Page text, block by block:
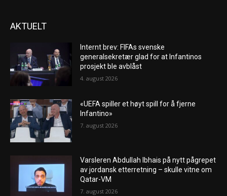
AKTUELT
Internt brev: FIFAs svenske
generalsekretær glad for at Infantinos
prosjekt ble avblåst
4. august 2026
«UEFA spiller et høyt spill for å fjerne
Infantino»
7. august 2026
Varsleren Abdullah Ibhais på nytt pågrepet
av jordansk etterretning – skulle vitne om
Qatar-VM
7. august 2026